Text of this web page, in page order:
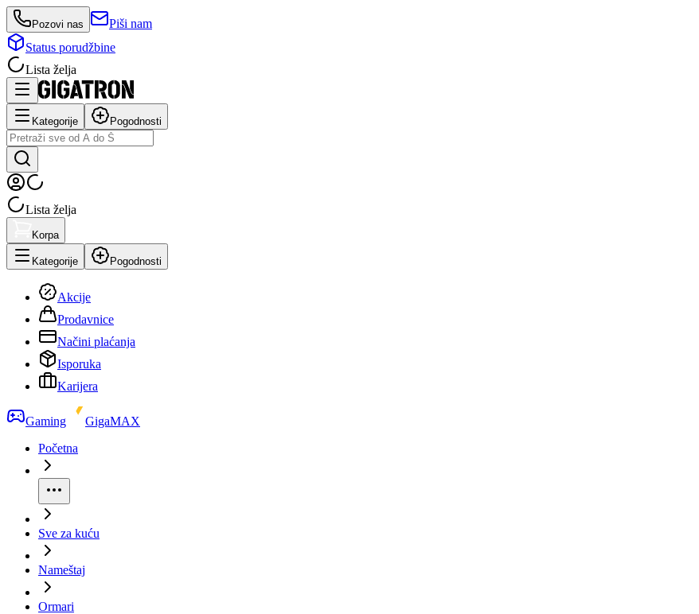
Pozovi nas
Piši nam
Status porudžbine
Lista želja
Kategorije Pogodnosti
Lista želja
Korpa
Kategorije Pogodnosti
Akcije
Prodavnice
Načini plaćanja
Isporuka
Karijera
Gaming
GigaMAX
Početna
Sve za kuću
Nameštaj
Ormari